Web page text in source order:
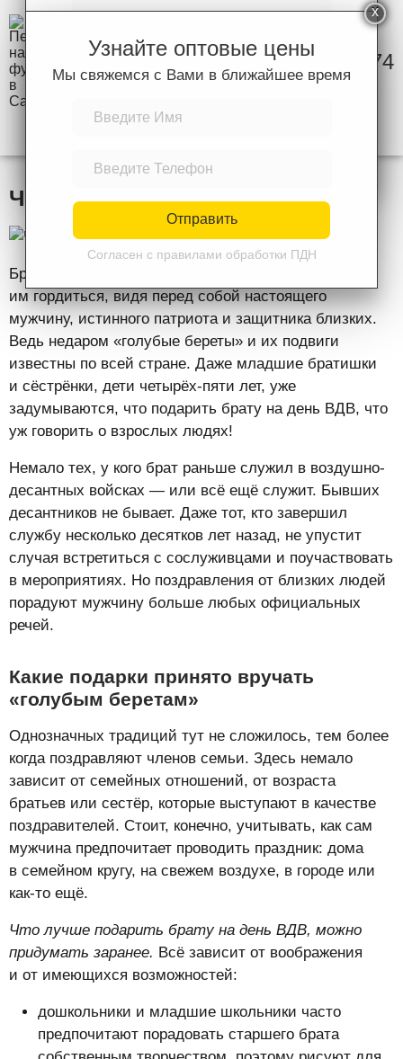
8 (846) 972-44-74
Что подарить брату на день ВДВ
Братья и сёстры десантника имеют повод
им гордиться, видя перед собой настоящего
мужчину, истинного патриота и защитника близких.
Ведь недаром «голубые береты» и их подвиги
известны по всей стране. Даже младшие братишки
и сёстрёнки, дети четырёх-пяти лет, уже
задумываются, что подарить брату на день ВДВ, что
уж говорить о взрослых людях!
Немало тех, у кого брат раньше служил в воздушно-
десантных войсках — или всё ещё служит. Бывших
десантников не бывает. Даже тот, кто завершил
службу несколько десятков лет назад, не упустит
случая встретиться с сослуживцами и поучаствовать
в мероприятиях. Но поздравления от близких людей
порадуют мужчину больше любых официальных
речей.
Какие подарки принято вручать
«голубым беретам»
Однозначных традиций тут не сложилось, тем более
когда поздравляют членов семьи. Здесь немало
зависит от семейных отношений, от возраста
братьев или сестёр, которые выступают в качестве
поздравителей. Стоит, конечно, учитывать, как сам
мужчина предпочитает проводить праздник: дома
в семейном кругу, на свежем воздухе, в городе или
как-то ещё.
Что лучше подарить брату на день ВДВ, можно
придумать заранее. Всё зависит от воображения
и от имеющихся возможностей:
дошкольники и младшие школьники часто
предпочитают порадовать старшего брата
Отправить
Узнайте оптовые цены
Мы свяжемся с Вами в ближайшее время
Отправить
Согласен с правилами обработки ПДН